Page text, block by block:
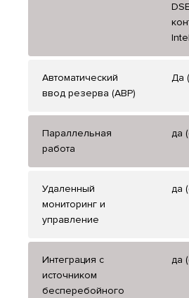
Автоматический
ввод резерва (АВР)
Да
Параллельная
работа
да
Удаленный
мониторинг и
управление
да
Интеграция с
источником
бесперебойного
да